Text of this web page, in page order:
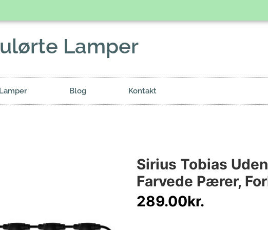
Lamper
Blog Kontakt
Sirius Tobias
Farvede Pærer,
289.00kr.